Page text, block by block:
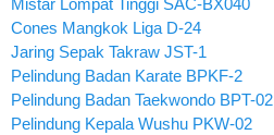
Mistar Lompat Tinggi SAC-BX040
Cones Mangkok Liga D-24
Jaring Sepak Takraw JST-1
Pelindung Badan Karate BPKF-2
Pelindung Badan Taekwondo BPT-02
Pelindung Kepala Wushu PKW-02